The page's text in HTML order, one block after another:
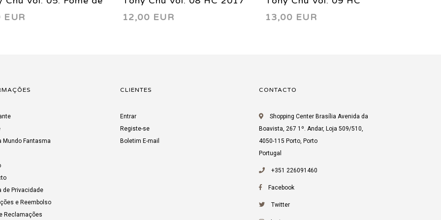
HC 2016
EUR
12,00 EUR
13,00 EUR
Mundo Fantasma
de Privacidade
e Reembolso
Reclamações
CLIENTES
Entrar
Registe-se
Boletim E-mail
CONTACTO
Shopping Center Brasília Avenida da
Boavista, 267 1º. Andar, Loja 509/510,
4050-115 Porto, Porto
Portugal
+351 226091460
Facebook
Twitter